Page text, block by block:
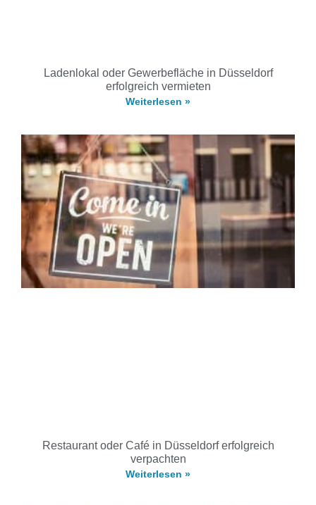
Ladenlokal oder Gewerbefläche in Düsseldorf
erfolgreich vermieten
Weiterlesen »
Restaurant oder Café in Düsseldorf erfolgreich
verpachten
Weiterlesen »